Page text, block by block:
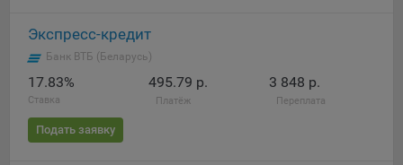
сервис показа контекстной рекламы. Адрес: Yandex
Europe AG, Werftestrasse 4, CH-6005 Luzern, Switzerland.
Google Ads - сервис показа контекстной рекламы,
предоставляемый компанией Google Ireland Ltd, Gordon
House Barrow Street Dublin 4, D04E5W5 Ireland.
Экспресс-кредит
Банк ВТБ (Беларусь)
17.83%
Ставка
495.79 р.
Платёж
3 848 р.
Переплата
Подать заявку